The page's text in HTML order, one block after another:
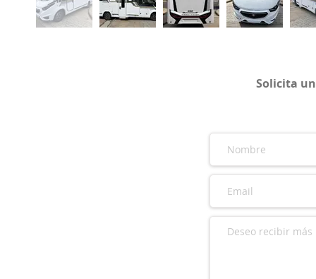
Solicita